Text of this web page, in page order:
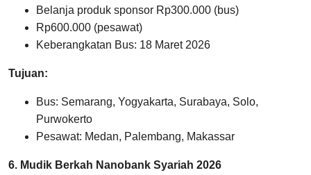
Belanja produk sponsor Rp300.000 (bus)
Rp600.000 (pesawat)
Keberangkatan Bus: 18 Maret 2026
Tujuan:
Bus: Semarang, Yogyakarta, Surabaya, Solo,
Purwokerto
Pesawat: Medan, Palembang, Makassar
6. Mudik Berkah Nanobank Syariah 2026